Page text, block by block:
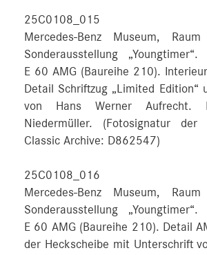
25C0108_015
Mercedes-Benz Museum,
Sonderausstellung „Youngtimer“.
E 60 AMG (Baureihe 210).
Detail Schriftzug „Limited Edition“
von Hans Werner Aufrecht.
Niedermüller. (Fotosignatur der
Classic Archive: D862547)
25C0108_016
Mercedes-Benz Museum,
Sonderausstellung „Youngtimer“.
E 60 AMG (Baureihe 210). Detail
der Heckscheibe mit Unterschrift